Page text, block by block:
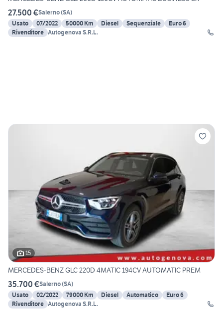
27.500 €Salerno(SA)
Usato
07/2022 50000 Km Diesel Sequenziale
Euro 6
Rivenditore Autogenova S.R.L.
15
MERCEDES-BENZ GLC 220D 4MATIC 194CV AUTOMATIC PREM
35.700 €Salerno(SA)
Usato
02/2022 79000 Km Diesel Automatico
Euro 6
Rivenditore Autogenova S.R.L.